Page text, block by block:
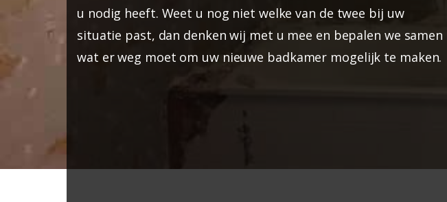
u nodig heeft. Weet u nog niet welke van de twee bij uw
situatie past, dan denken wij met u mee en bepalen we samen
wat er weg moet om uw nieuwe badkamer mogelijk te maken.